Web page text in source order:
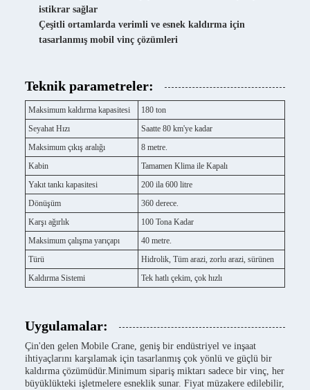
istikrar sağlar
Çeşitli ortamlarda verimli ve esnek kaldırma için
tasarlanmış mobil vinç çözümleri
Teknik parametreler:
Maksimum kaldırma kapasitesi
180 ton
Seyahat Hızı
Saatte 80 km'ye kadar
Maksimum çıkış aralığı
8 metre.
Kabin
Tamamen Klima ile Kapalı
Yakıt tankı kapasitesi
200 ila 600 litre
Dönüşüm
360 derece.
Karşı ağırlık
100 Tona Kadar
Maksimum çalışma yarıçapı
40 metre.
Türü
Hidrolik, Tüm arazi, zorlu arazi, sürünen
Kaldırma Sistemi
Tek hatlı çekim, çok hızlı
Uygulamalar:
Çin'den gelen Mobile Crane, geniş bir endüstriyel ve inşaat
ihtiyaçlarını karşılamak için tasarlanmış çok yönlü ve güçlü bir
kaldırma çözümüdür.Minimum sipariş miktarı sadece bir vinç, her
büyüklükteki işletmelere esneklik sunar. Fiyat müzakere edilebilir,